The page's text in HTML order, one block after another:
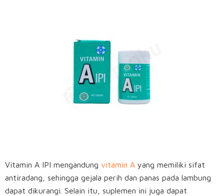
Vitamin A IPI mengandung vitamin A yang memiliki sifat
antiradang, sehingga gejala perih dan panas pada lambung
dapat dikurangi. Selain itu, suplemen ini juga dapat